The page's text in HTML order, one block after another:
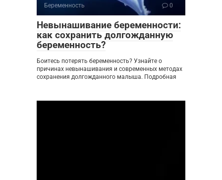
Беременность 0
Невынашивание беременности:
как сохранить долгожданную
беременность?
Боитесь потерять беременность? Узнайте о
причинах невынашивания и современных методах
сохранения долгожданного малыша. Подробная